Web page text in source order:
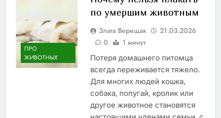
ПРО
ЖИВОТНЫХ
по умершим животным
Злата Верещак
21.03.2026
0
1 минут
Потеря домашнего питомца
всегда переживается тяжело.
Для многих людей кошка,
собака, попугай, кролик или
другое животное становятся